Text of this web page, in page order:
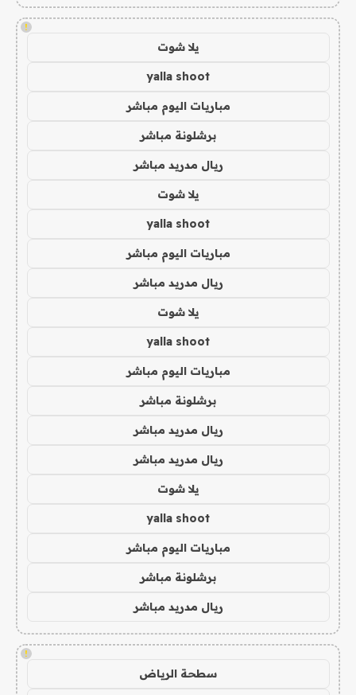
!
يلا شوت
yalla shoot
مباريات اليوم مباشر
برشلونة مباشر
ريال مدريد مباشر
يلا شوت
yalla shoot
مباريات اليوم مباشر
ريال مدريد مباشر
يلا شوت
yalla shoot
مباريات اليوم مباشر
برشلونة مباشر
ريال مدريد مباشر
ريال مدريد مباشر
يلا شوت
yalla shoot
مباريات اليوم مباشر
برشلونة مباشر
ريال مدريد مباشر
!
سطحة الرياض